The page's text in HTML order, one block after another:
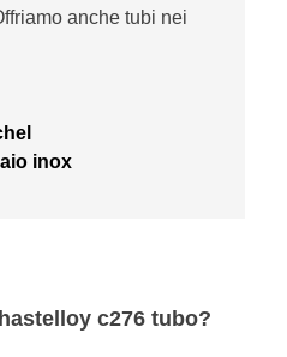
anche tubi nei
inox
c276 tubo?